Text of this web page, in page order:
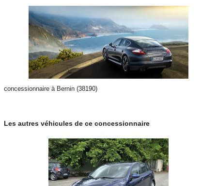
concessionnaire à Bernin (38190)
Les autres véhicules de ce concessionnaire